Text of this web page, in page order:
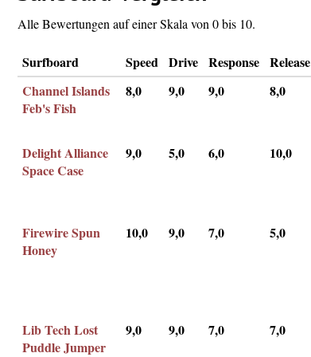
Alle Bewertungen auf einer Skala von 0 bis 10.
Surfboard Speed Drive Response Release
Channel Islands
Feb's Fish
8,0 9,0 9,0 8,0
Delight Alliance
Space Case
9,0 5,0 6,0 10,0
Firewire Spun
Honey
10,0 9,0 7,0 5,0
Lib Tech Lost
Puddle Jumper
9,0 9,0 7,0 7,0